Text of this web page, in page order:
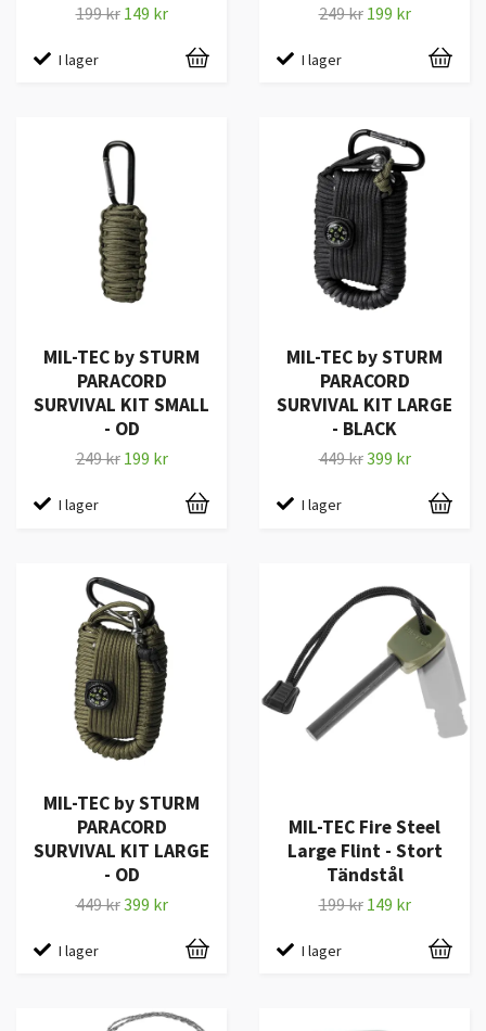
199 kr 149 kr
I lager
249 kr 199 kr
I lager
MIL-TEC by STURM
PARACORD
SURVIVAL KIT SMALL
- OD
249 kr 199 kr
I lager
MIL-TEC by STURM
PARACORD
SURVIVAL KIT LARGE
- BLACK
449 kr399 kr
I lager
MIL-TEC by STURM
PARACORD
SURVIVAL KIT LARGE
- OD
449 kr399 kr
I lager
MIL-TEC Fire Steel
Large Flint - Stort
Tändstål
199 kr 149 kr
I lager